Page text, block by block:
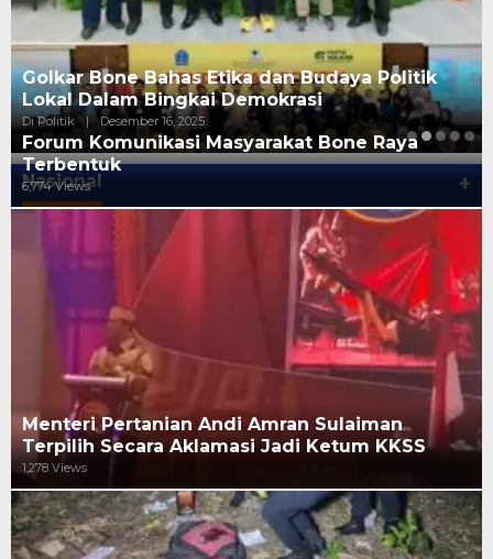
Golkar Bone Bahas Etika dan Budaya Politik
Lokal Dalam Bingkai Demokrasi
Di Politik | Desember 16, 2025
Nasional +
Forum Komunikasi Masyarakat Bone Raya
Terbentuk
6,774 Views
Menteri Pertanian Andi Amran Sulaiman
Terpilih Secara Aklamasi Jadi Ketum KKSS
1,278 Views